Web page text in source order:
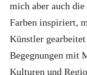
mich aber auch
Farben inspiriert,
Künstler
Begegnungen mit
Kulturen und